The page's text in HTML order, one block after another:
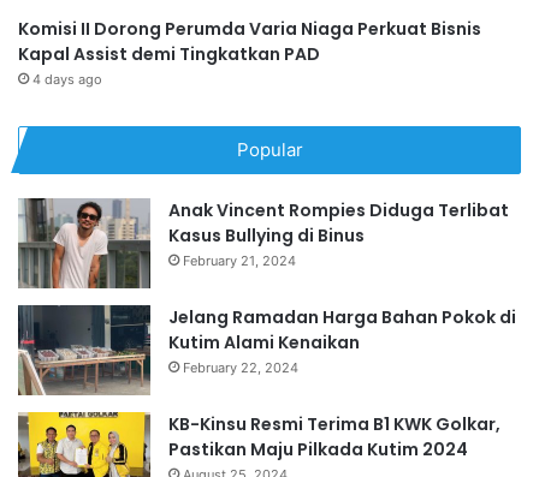
Komisi II Dorong Perumda Varia Niaga Perkuat Bisnis
Kapal Assist demi Tingkatkan PAD
4 days ago
Popular
Anak Vincent Rompies Diduga Terlibat
Kasus Bullying di Binus
February 21, 2024
Jelang Ramadan Harga Bahan Pokok di
Kutim Alami Kenaikan
February 22, 2024
KB-Kinsu Resmi Terima B1 KWK Golkar,
Pastikan Maju Pilkada Kutim 2024